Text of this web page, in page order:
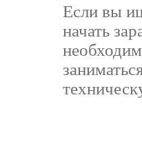
Если вы
начать